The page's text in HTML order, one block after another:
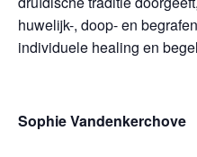
huwelijk-, doop- en
individuele healing en
Sophie Vandenkerchove